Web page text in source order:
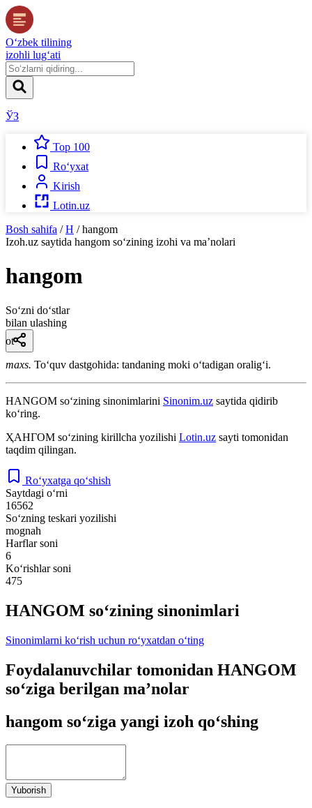
O‘zbek tilining
izohli lug‘ati
ЎЗ
Top 100
Ro‘yxat
Kirish
Lotin.uz
Bosh sahifa / H / hangom
Izoh.uz saytida hangom so‘zining izohi va ma’nolari
hangom
So‘zni do‘stlar
bilan ulashing
ot
maxs. Toʻquv dastgohida: tandaning moki oʻtadigan oraligʻi.
HANGOM so‘zining sinonimlarini Sinonim.uz saytida qidirib
ko‘ring.
ҲАНГОМ so‘zining kirillcha yozilishi Lotin.uz sayti tomonidan
taqdim qilingan.
Ro‘yxatga qo‘shish
Saytdagi o‘rni
16562
So‘zning teskari yozilishi
mognah
Harflar soni
6
Ko‘rishlar soni
475
HANGOM so‘zining sinonimlari
Sinonimlarni ko‘rish uchun ro‘yxatdan o‘ting
Foydalanuvchilar tomonidan HANGOM
so‘ziga berilgan ma’nolar
hangom so‘ziga yangi izoh qo‘shing
Yuborish